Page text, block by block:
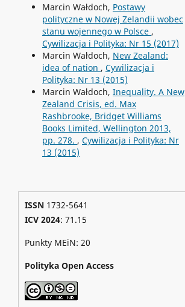
Marcin Wałdoch, Postawy
polityczne w Nowej Zelandii wobec
stanu wojennego w Polsce ,
Cywilizacja i Polityka: Nr 15 (2017)
Marcin Wałdoch, New Zealand:
idea of nation , Cywilizacja i
Polityka: Nr 13 (2015)
Marcin Wałdoch, Inequality. A New
Zealand Crisis, ed. Max
Rashbrooke, Bridget Williams
Books Limited, Wellington 2013,
pp. 278. , Cywilizacja i Polityka: Nr
13 (2015)
ISSN1732-5641
ICV 2024: 71.15
Punkty MEiN: 20
Polityka Open Access